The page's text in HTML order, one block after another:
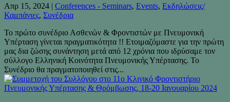
Απρ 15, 2024 | Conferences - Seminars, Events, Εκδηλώσεις/
Καμπάνιες, Συνέδρια
Το πρώτο συνέδριο Ασθενών & Φροντιστών με Πνευμονική
Υπέρταση γίνεται πραγματικότητα !! Ετοιμαζόμαστε για την πρώτη
μας δια ζώσης συνάντηση μετά από 12 χρόνια που ιδρύσαμε τον
σύλλογο Ελληνική Κοινότητα Πνευμονικής Υπέρτασης. Το
Συνέδριο θα πραγματοποιηθεί στις...